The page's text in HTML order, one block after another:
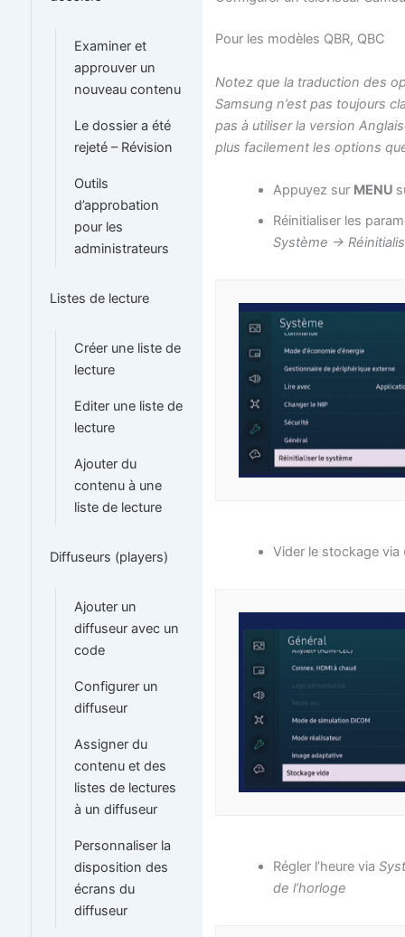
Examiner et
approuver un
nouveau contenu
Le dossier a été
rejeté – Révision
Outils
d’approbation
pour les
administrateurs
Listes de lecture
Créer une liste de
lecture
Editer une liste de
lecture
Ajouter du
contenu à une
liste de lecture
Diffuseurs (players)
Ajouter un
diffuseur avec un
code
Configurer un
diffuseur
Assigner du
contenu et des
listes de lectures
à un diffuseur
Personnaliser la
disposition des
écrans du
diffuseur
Pour les modèles QBR, QBC
Notez que la traduction des
Samsung n’est pas toujours
pas à utiliser la version
plus facilement les options
Appuyez sur MENU
Réinitialiser les
Système ->
Vider le stockage via
Régler l’heure via
de l’horloge